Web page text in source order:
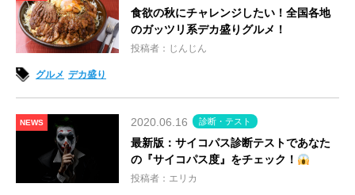
食欲の秋にチャレンジしたい！全国各地
のガッツリ系デカ盛りグルメ！
投稿者：じんじん
グルメ デカ盛り
NEWS 2020.06.16 診断・テスト
最新版：サイコパス診断テストであなた
の『サイコパス度』をチェック！
投稿者：エリカ